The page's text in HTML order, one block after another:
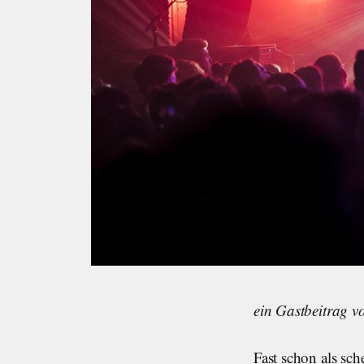
ein Gastbeitrag
Fast schon als